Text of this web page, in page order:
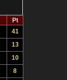
Pt
41
13
10
8